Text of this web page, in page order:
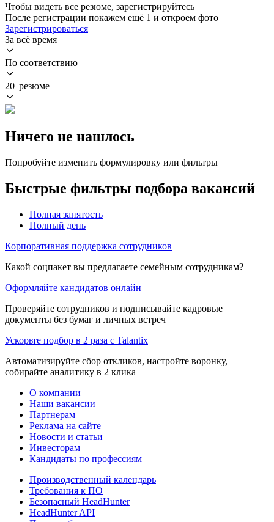
Чтобы видеть все резюме, зарегистрируйтесь
После регистрации покажем ещё 1 и откроем фото
Зарегистрироваться
За всё время
По соответствию
20 резюме
Ничего не нашлось
Попробуйте изменить формулировку или фильтры
Быстрые фильтры подбора вакансий
Полная занятость
Полный день
Корпоративная поддержка сотрудников
Какой соцпакет вы предлагаете семейным сотрудникам?
Оформляйте кандидатов онлайн
Проверяйте сотрудников и подписывайте кадровые
документы без бумаг и личных встреч
Ускорьте подбор в 2 раза с Talantix
Автоматизируйте сбор откликов, настройте воронку,
собирайте аналитику в 2 клика
О компании
Наши вакансии
Партнерам
Реклама на сайте
Новости и статьи
Инвесторам
Кандидаты по профессиям
Производственный календарь
Требования к ПО
Безопасный HeadHunter
HeadHunter API